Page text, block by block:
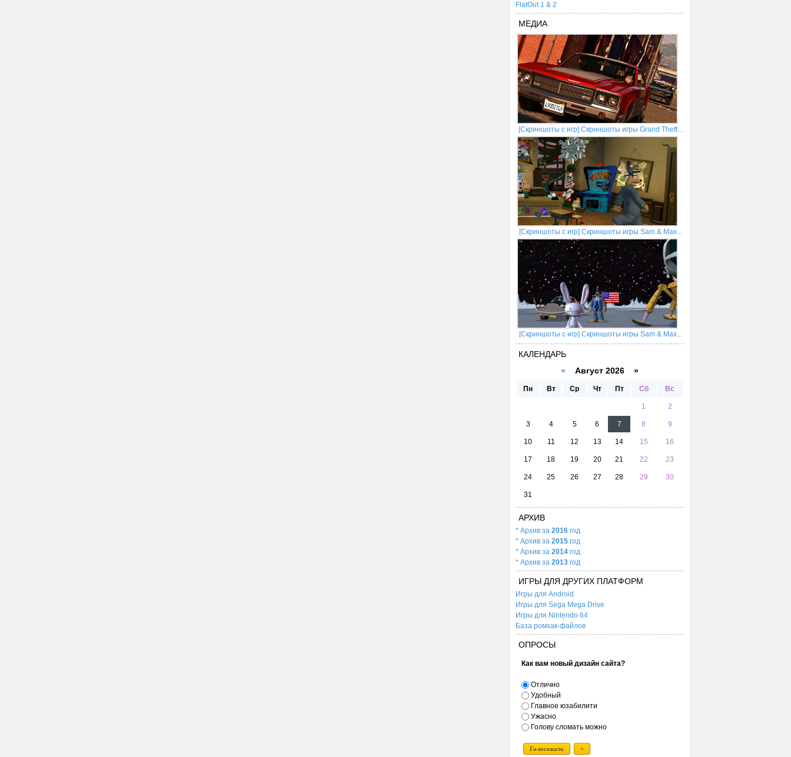
FlatOut 1 & 2
МЕДИА
[Скриншоты с игр] Скриншоты игры Grand Theft...
[Скриншоты с игр] Скриншоты игры Sam & Max...
[Скриншоты с игр] Скриншоты игры Sam & Max...
КАЛЕНДАРЬ
« Август 2026 »
Пн Вт Ср Чт Пт Сб Вс
1 2
3 4 5 6 7 8 9
10 11 12 13 14 15 16
17 18 19 20 21 22 23
24 25 26 27 28 29 30
31
АРХИВ
* Архив за 2016 год
* Архив за 2015 год
* Архив за 2014 год
* Архив за 2013 год
ИГРЫ ДЛЯ ДРУГИХ ПЛАТФОРМ
Игры для Android
Игры для Sega Mega Drive
Игры для Nintendo 64
База ромхак-файлов
ОПРОСЫ
Как вам новый дизайн сайта?
Отлично
Удобный
Главное юзабилити
Ужасно
Голову сломать можно
Голосовать +